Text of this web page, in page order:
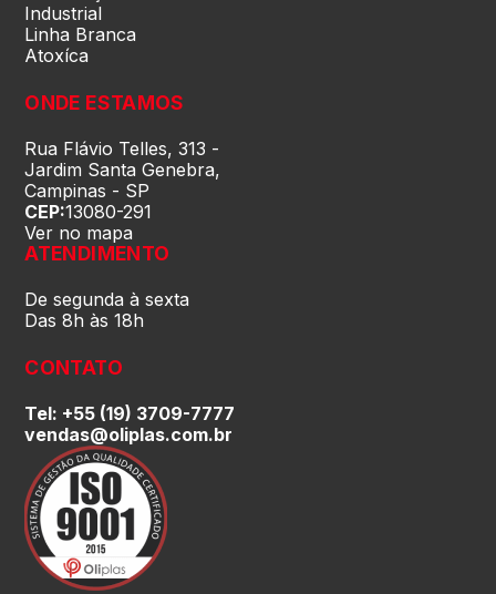
Rio Grande do Sul (RS)
Roraima (RR)
Tocantins (TO)
Industrial
Linha Branca
Atoxíca
ONDE ESTAMOS
Rua Flávio Telles, 313 -
Jardim Santa Genebra,
Campinas - SP
CEP:13080-291
Ver no mapa
ATENDIMENTO
De segunda à sexta
Das 8h às 18h
CONTATO
Tel: +55 (19) 3709-7777
vendas@oliplas.com.br